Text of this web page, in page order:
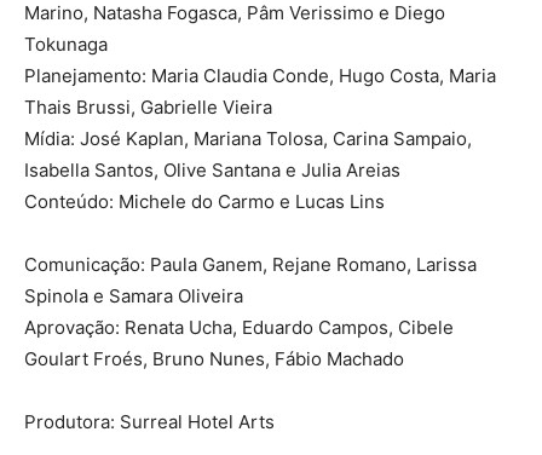
Marino, Natasha Fogasca, Pâm Verissimo e Diego
Tokunaga
Planejamento: Maria Claudia Conde, Hugo Costa, Maria
Thais Brussi, Gabrielle Vieira
Mídia: José Kaplan, Mariana Tolosa, Carina Sampaio,
Isabella Santos, Olive Santana e Julia Areias
Conteúdo: Michele do Carmo e Lucas Lins
Comunicação: Paula Ganem, Rejane Romano, Larissa
Spinola e Samara Oliveira
Aprovação: Renata Ucha, Eduardo Campos, Cibele
Goulart Froés, Bruno Nunes, Fábio Machado
Produtora: Surreal Hotel Arts